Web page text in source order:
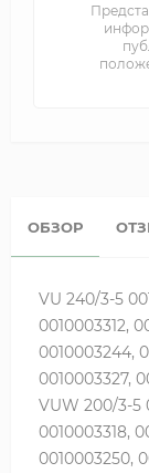
ОБЗОР
VU 240/3-5
0010003312,
0010003244,
0010003327,
VUW 200/3-5
0010003318,
0010003250,